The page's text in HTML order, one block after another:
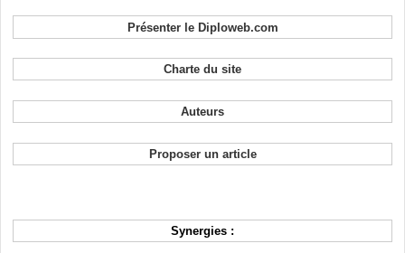
Présenter le Diploweb.com
Charte du site
Auteurs
Proposer un article
Synergies :